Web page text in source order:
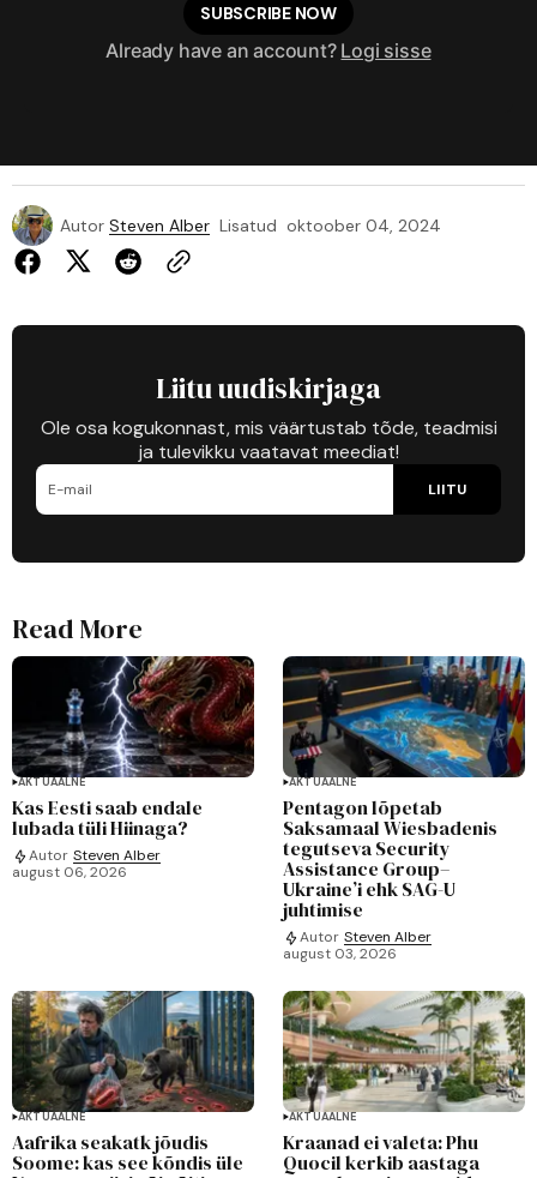
SUBSCRIBE NOW
Already have an account? Logi sisse
Autor Steven Alber Lisatud oktoober 04, 2024
Liitu uudiskirjaga
Ole osa kogukonnast, mis väärtustab tõde, teadmisi
ja tulevikku vaatavat meediat!
LIITU
Read More
AKTUAALNE
Kas Eesti saab endale
lubada tüli Hiinaga?
Autor Steven Alber
august 06, 2026
AKTUAALNE
Pentagon lõpetab
Saksamaal Wiesbadenis
tegutseva Security
Assistance Group–
Ukraine’i ehk SAG-U
juhtimise
Autor Steven Alber
august 03, 2026
AKTUAALNE
Aafrika seakatk jõudis
Soome: kas see kõndis üle
AKTUAALNE
Kraanad ei valeta: Phu
Quocil kerkib aastaga